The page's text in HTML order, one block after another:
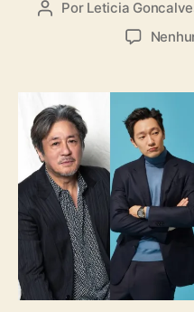
A
r
d
o
p
o
s
Por Leticia